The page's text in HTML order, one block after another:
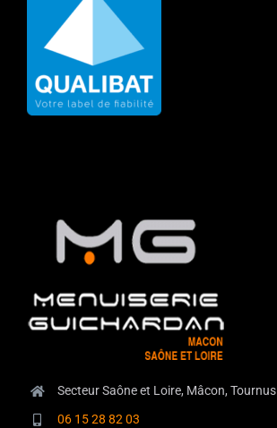
Secteur Saône et Loire, Mâcon, Tournus
06 15 28 82 03